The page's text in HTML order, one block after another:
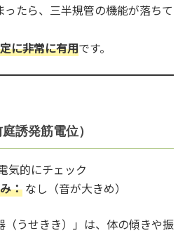
ったら、三半規管の機能が落ちて
に非常に有用です。
誘発筋電位）
気的にチェック
： なし（音が大きめ）
（うせきき）」は、体の傾きや振